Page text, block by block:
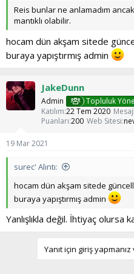
Reis bunlar ne anlamadım
mantıklı olabilir.
hocam dün akşam sitede
buraya yapıştırmış admin
JakeDunn
Admin
Topluluk
Katılım 22 Tem 2020
Puanları 200 Web Sitesi
19 Mar 2021
surec' Alıntı:
hocam dün akşam sitede
buraya yapıştırmış admin
Yanlışlıkla değil. İhtiyaç olursa
Yanıt için giriş